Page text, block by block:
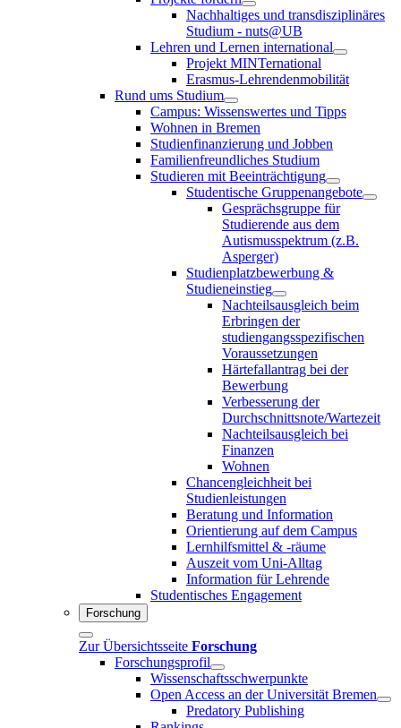
Nachhaltiges und transdisziplinäres
Studium - nuts@UB
Lehren und Lernen international
Projekt MINTernational
Erasmus-Lehrendenmobilität
Rund ums Studium
Campus: Wissenswertes und Tipps
Wohnen in Bremen
Studienfinanzierung und Jobben
Familienfreundliches Studium
Studieren mit Beeinträchtigung
Studentische Gruppenangebote
Gesprächsgruppe für
Studierende aus dem
Autismusspektrum (z.B.
Asperger)
Studienplatzbewerbung &
Studieneinstieg
Nachteilsausgleich beim
Erbringen der
studiengangsspezifischen
Voraussetzungen
Härtefallantrag bei der
Bewerbung
Verbesserung der
Durchschnittsnote/Wartezeit
Nachteilsausgleich bei
Finanzen
Wohnen
Chancengleichheit bei
Studienleistungen
Beratung und Information
Orientierung auf dem Campus
Lernhilfsmittel & -räume
Auszeit vom Uni-Alltag
Information für Lehrende
Studentisches Engagement
Forschung
Zur Übersichtsseite Forschung
Forschungsprofil
Wissenschaftsschwerpunkte
Open Access an der Universität Bremen
Predatory Publishing